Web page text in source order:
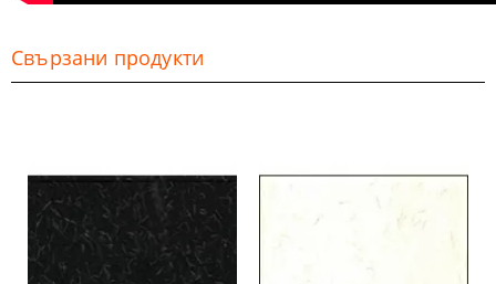
Свързани продукти